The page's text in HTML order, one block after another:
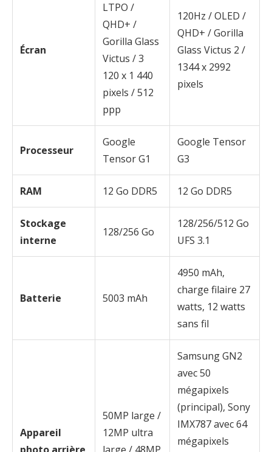
Écran
LTPO /
QHD+ /
Gorilla Glass
Victus / 3
120 x 1 440
pixels / 512
ppp
120Hz / OLED /
QHD+ / Gorilla
Glass Victus 2 /
1344 x 2992
pixels
Processeur
Google
Tensor G1
Google Tensor
G3
RAM 12 Go DDR5 12 Go DDR5
Stockage
interne
128/256 Go
128/256/512 Go
UFS 3.1
Batterie 5003 mAh
4950 mAh,
charge filaire 27
watts, 12 watts
sans fil
Appareil
50MP large /
12MP ultra
Samsung GN2
avec 50
mégapixels
(principal), Sony
IMX787 avec 64
mégapixels